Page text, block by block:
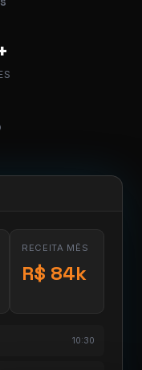
RECEITA MÊS
R$ 84k
10:30